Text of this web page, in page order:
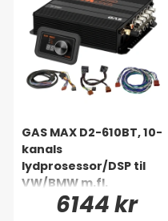
GAS MAX D2-610BT, 10-
kanals
lydprosessor/DSP til
VW/BMW m.fl.
(Quadlock)
6144 kr